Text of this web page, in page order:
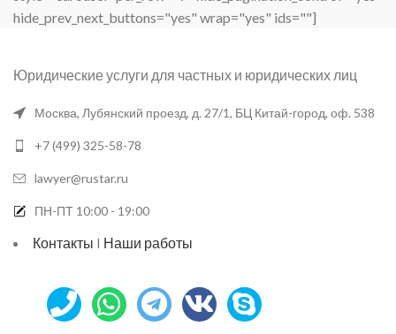
hide_prev_next_buttons="yes" wrap="yes" ids=""]
Юридические услуги для частных и юридических лиц
Москва, Лубянский проезд, д. 27/1, БЦ Китай-город, оф. 538
+7 (499) 325-58-78
lawyer@rustar.ru
ПН-ПТ 10:00 - 19:00
Контакты I Наши работы